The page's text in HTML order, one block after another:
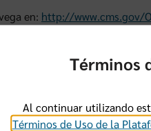
en: http://www.cms.gov/
los Recursos relacionados al
clic en “Entrenamiento
Waste and Abuse Policy)
Waste, and Abuse
Términos
Al continuar utilizando
Términos de Uso de la